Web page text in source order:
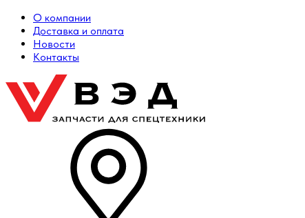
О компании
Доставка и оплата
Новости
Контакты